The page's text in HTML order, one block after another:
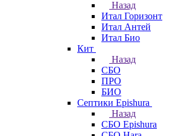
Назад
Итал Горизонт
Итал Антей
Итал Био
Кит
Назад
СБО
ПРО
БИО
Септики Epishura
Назад
СБО Epishura